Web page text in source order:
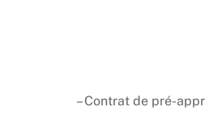
– Contrat de pré-